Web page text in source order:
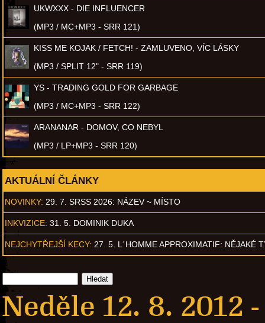
UKWXXX - DIE INFLUENCER
(MP3 / MC+MP3 - SRR 121)
KISS ME KOJAK / FETCH! - ZAMLUVENO, VÍC LÁSKY
(MP3 / SPLIT 12" - SRR 119)
YS - TRADING GOLD FOR GARBAGE
(MP3 / MC+MP3 - SRR 122)
ARANANAR - DOMOV, CO NEBYL
(MP3 / LP+MP3 - SRR 120)
AKTUÁLNÍ ČLÁNKY
NOVINKY: 29. 7. SRSS 2026: NÁZEV ~ MÍSTO
INKVIZICE: 31. 5. DOMINIK DUKA
NEJCHYTŘEJŠÍ KECY: 27. 5. L´HOMME APPROXIMATIF: NĚJAKÉ
Neděle 12. 8. 2012